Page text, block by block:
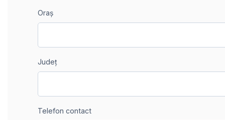
Oraș
Județ
Telefon contact